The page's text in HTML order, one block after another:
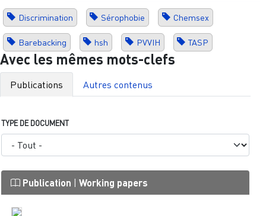
Discrimination Sérophobie Chemsex
Barebacking hsh PVVIH TASP
Avec les mêmes mots-clefs
Publications Autres contenus
TYPE DE DOCUMENT
Publication | Working papers